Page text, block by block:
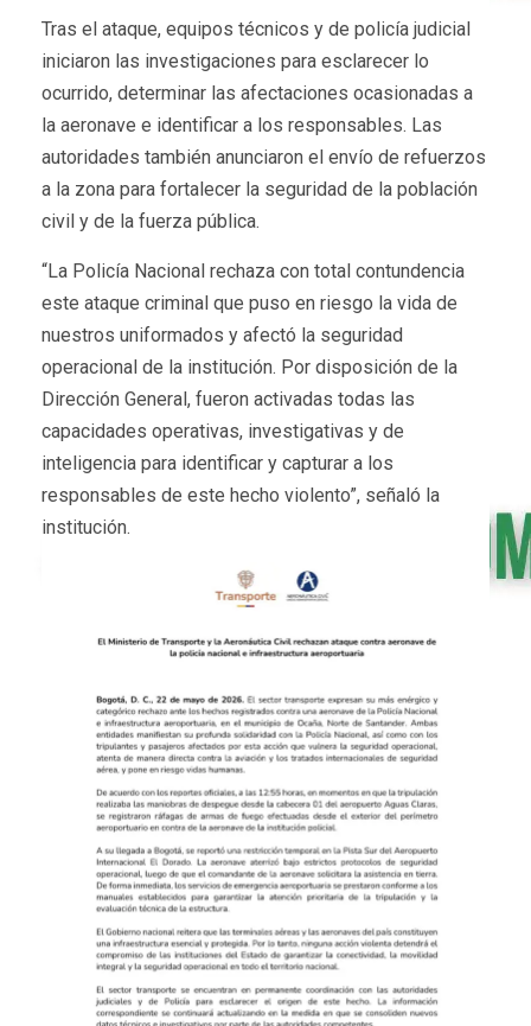
Tras el ataque, equipos técnicos y de policía judicial
iniciaron las investigaciones para esclarecer lo
ocurrido, determinar las afectaciones ocasionadas a
la aeronave e identificar a los responsables. Las
autoridades también anunciaron el envío de refuerzos
a la zona para fortalecer la seguridad de la población
civil y de la fuerza pública.
“La Policía Nacional rechaza con total contundencia
este ataque criminal que puso en riesgo la vida de
nuestros uniformados y afectó la seguridad
operacional de la institución. Por disposición de la
Dirección General, fueron activadas todas las
capacidades operativas, investigativas y de
inteligencia para identificar y capturar a los
responsables de este hecho violento”, señaló la
institución.